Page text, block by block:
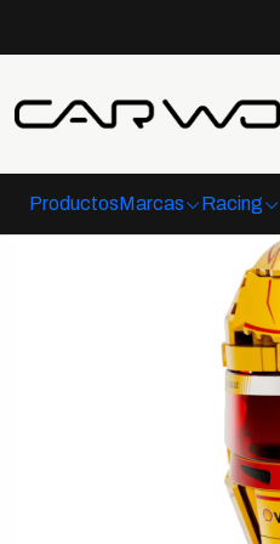
ProductosMarcas Racing